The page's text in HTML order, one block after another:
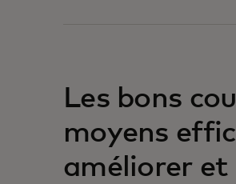
Les bons
moyens
améliorer et